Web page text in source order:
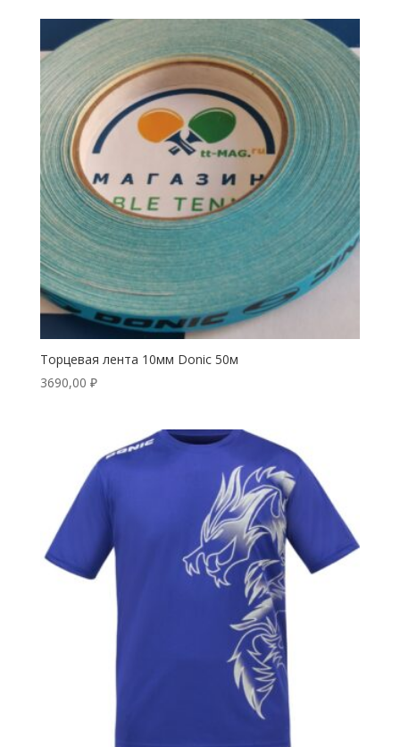
Торцевая лента 10мм Donic 50м
3690,00 ₽